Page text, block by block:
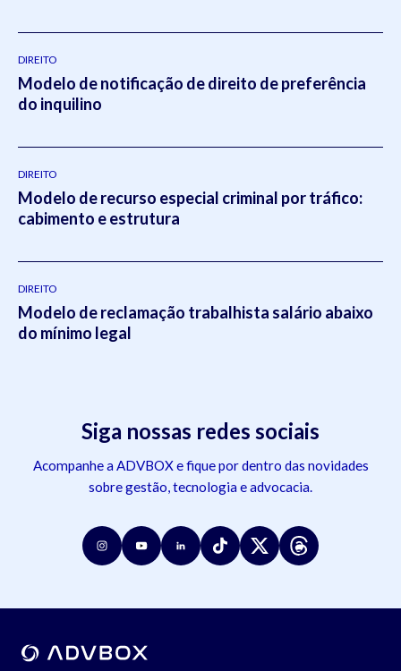
DIREITO
Modelo de notificação de direito de preferência
do inquilino
DIREITO
Modelo de recurso especial criminal por tráfico:
cabimento e estrutura
DIREITO
Modelo de reclamação trabalhista salário abaixo
do mínimo legal
Siga nossas redes sociais
Acompanhe a ADVBOX e fique por dentro das novidades
sobre gestão, tecnologia e advocacia.